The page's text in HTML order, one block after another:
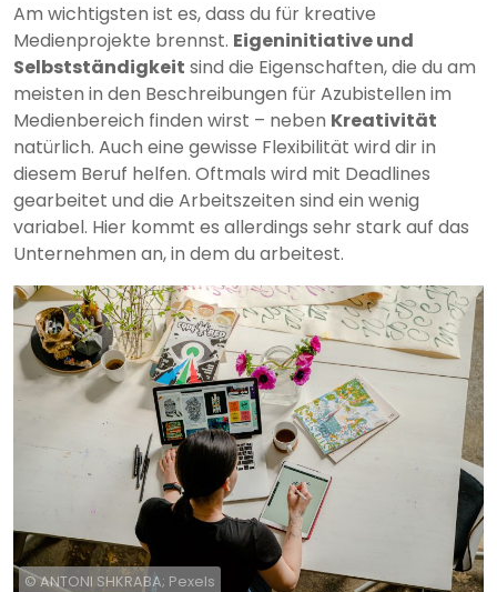
Am wichtigsten ist es, dass du für kreative
Medienprojekte brennst. Eigeninitiative und
Selbstständigkeit sind die Eigenschaften, die du am
meisten in den Beschreibungen für Azubistellen im
Medienbereich finden wirst – neben Kreativität
natürlich. Auch eine gewisse Flexibilität wird dir in
diesem Beruf helfen. Oftmals wird mit Deadlines
gearbeitet und die Arbeitszeiten sind ein wenig
variabel. Hier kommt es allerdings sehr stark auf das
Unternehmen an, in dem du arbeitest.
© ANTONI SHKRABA; Pexels